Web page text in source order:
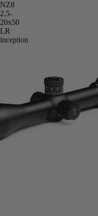
NZ8
2,5-
20x50
LR
inception